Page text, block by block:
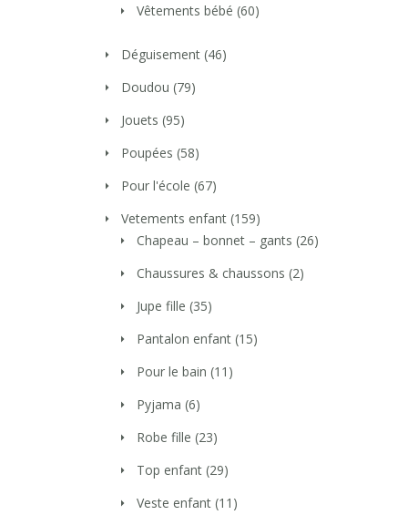
Vêtements bébé (60)
Déguisement (46)
Doudou (79)
Jouets (95)
Poupées (58)
Pour l'école (67)
Vetements enfant (159)
Chapeau – bonnet – gants (26)
Chaussures & chaussons (2)
Jupe fille (35)
Pantalon enfant (15)
Pour le bain (11)
Pyjama (6)
Robe fille (23)
Top enfant (29)
Veste enfant (11)